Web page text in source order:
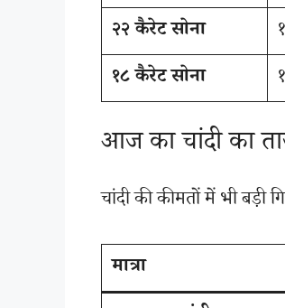
२२ कैरेट सोना
१८ कैरेट सोना
आज का चांदी का
चांदी की कीमतों में भी बड़ी
मात्रा